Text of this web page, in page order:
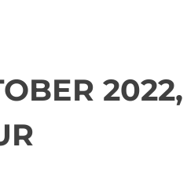
2022,